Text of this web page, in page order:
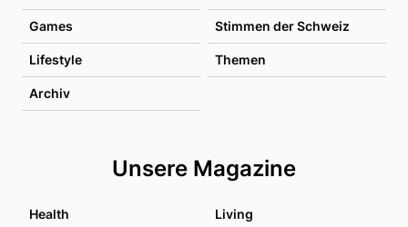
Games Stimmen der Schweiz
Lifestyle Themen
Archiv
Unsere Magazine
Health Living